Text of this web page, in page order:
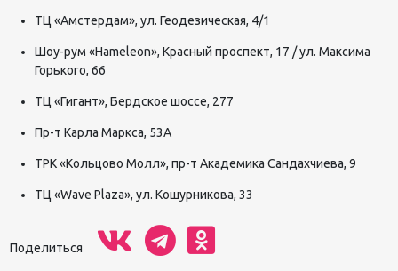
ТЦ «Амстердам», ул. Геодезическая, 4/1
Шоу-рум «Hameleon», Красный проспект, 17 / ул. Максима
Горького, 66
ТЦ «Гигант», Бердское шоссе, 277
Пр-т Карла Маркса, 53А
ТРК «Кольцово Молл», пр-т Академика Сандахчиева, 9
ТЦ «Wave Plaza», ул. Кошурникова, 33
Поделиться